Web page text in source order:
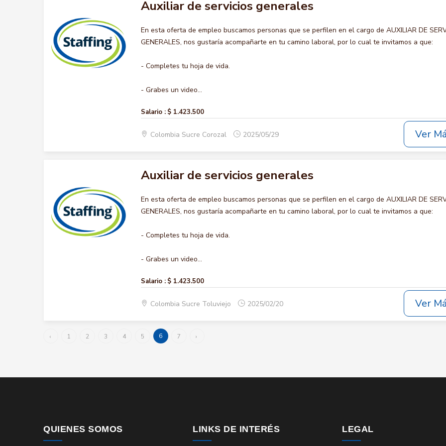
Auxiliar de servicios generales
En esta oferta de empleo buscamos personas que se perfilen en el cargo de AUXILIAR DE
GENERALES, nos gustaría acompañarte en tu camino laboral, por lo cual te invitamos a que:
- Completes tu hoja de vida.
- Grabes un video...
Salario : $ 1.423.500
Colombia Sucre Corozal 2025/05/29 Ver
Auxiliar de servicios generales
En esta oferta de empleo buscamos personas que se perfilen en el cargo de AUXILIAR DE
GENERALES, nos gustaría acompañarte en tu camino laboral, por lo cual te invitamos a que:
- Completes tu hoja de vida.
- Grabes un video...
Salario : $ 1.423.500
Colombia Sucre Toluviejo 2025/02/20 Ver
‹ 1 2 3 4 5 6 7 ›
QUIENES SOMOS LINKS DE INTERÉS LEGAL